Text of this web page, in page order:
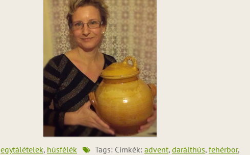
egytálételek, húsfélék Tags: Címkék: advent, darálthús, fehérbor,